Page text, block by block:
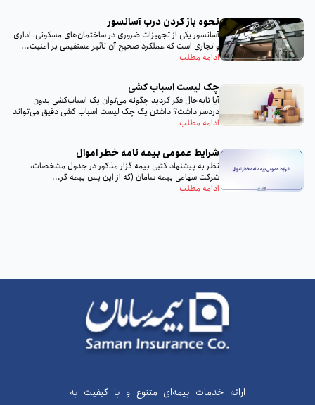
نحوه باز کردن درب آسانسور
آسانسور یکی از تجهیزات ضروری در ساختمان‌های مسکونی، اداری
و تجاری است که عملکرد صحیح آن تأثیر مستقیمی بر امنیت...
ادامه مطلب
چک لیست اسباب‌ کشی
آیا تا‌به‌حال فکر کردید چگونه می‌توان یک اسباب‌کشی بدون
دردسر داشت؟ داشتن یک چک لیست اسباب‌ کشی دقیق می‌تواند
تمام...
ادامه مطلب
شرایط عمومی بیمه‌ نامه خطر اموال
نظر به پيشنهاد كتبى بيمه گزار مذكور در جدول مشخصات،
شركت سهامى بيمه سامان (كه از اين پس بيمه گر...
ادامه مطلب
ارائه خدمات بیمه‌ای متنوع و با کیفیت به